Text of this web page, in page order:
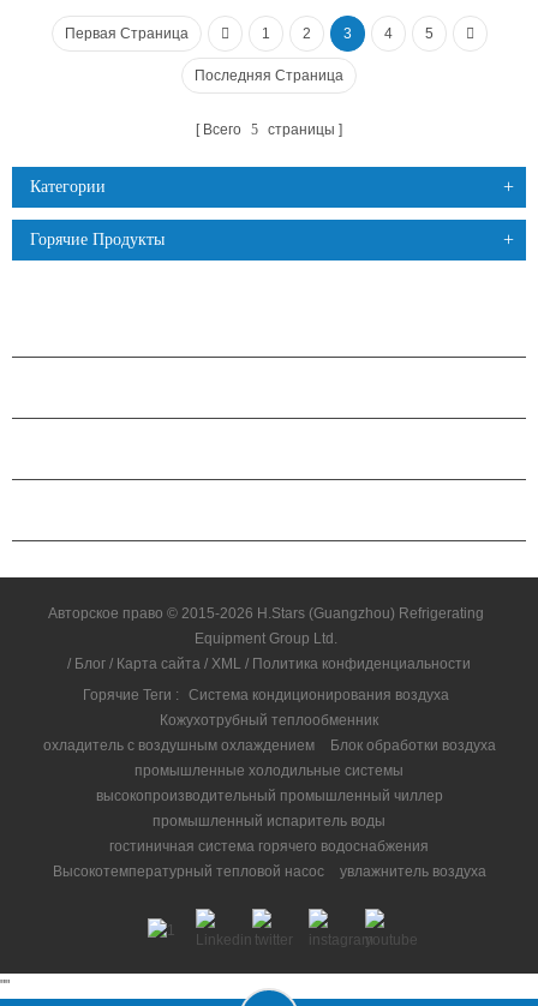
Первая Страница 1 2 3 4 5
Последняя Страница
Всего 5 страницы
Категории
Горячие Продукты
Авторское право © 2015-2026 H.Stars (Guangzhou) Refrigerating
Equipment Group Ltd.
/ Блог / Карта сайта / XML / Политика конфиденциальности
Горячие Теги :
Система кондиционирования воздуха
Кожухотрубный теплообменник
охладитель с воздушным охлаждением
Блок обработки воздуха
промышленные холодильные системы
высокопроизводительный промышленный чиллер
промышленный испаритель воды
гостиничная система горячего водоснабжения
Высокотемпературный тепловой насос
увлажнитель воздуха
""